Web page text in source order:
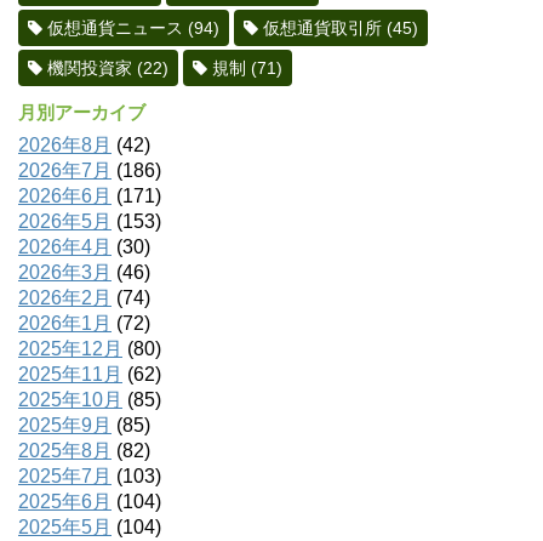
仮想通貨ニュース (94) 仮想通貨取引所 (45)
機関投資家 (22) 規制 (71)
月別アーカイブ
2026年8月 (42)
2026年7月 (186)
2026年6月 (171)
2026年5月 (153)
2026年4月 (30)
2026年3月 (46)
2026年2月 (74)
2026年1月 (72)
2025年12月 (80)
2025年11月 (62)
2025年10月 (85)
2025年9月 (85)
2025年8月 (82)
2025年7月 (103)
2025年6月 (104)
2025年5月 (104)